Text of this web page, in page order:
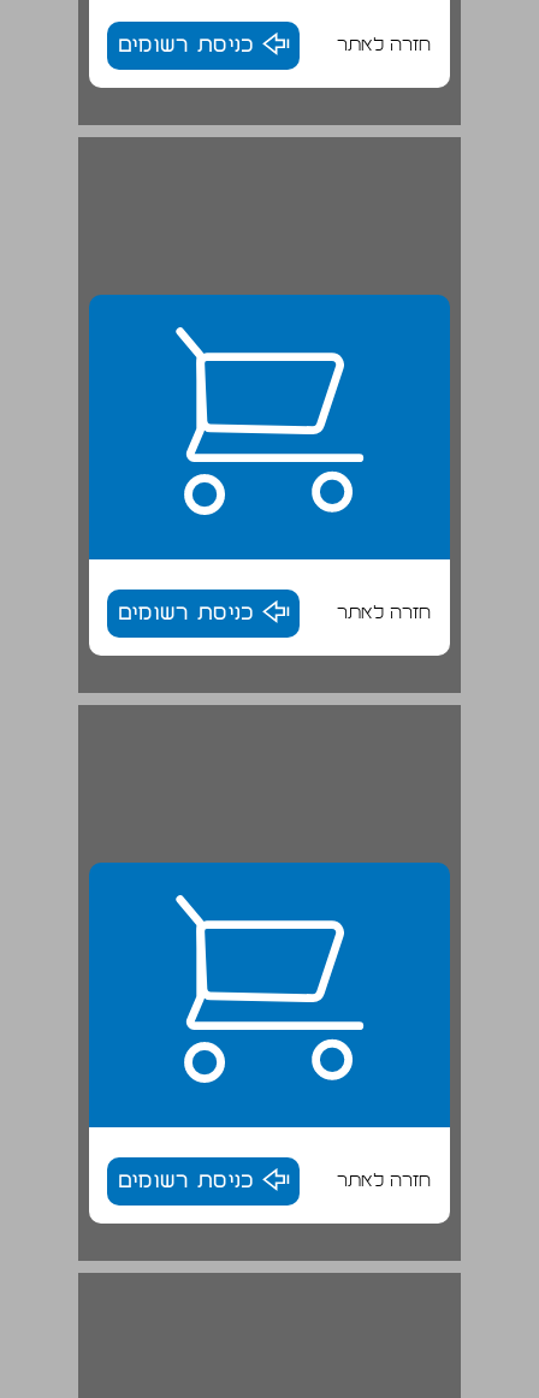
חזרה לאתר כניסת רשומים
חזרה לאתר כניסת רשומים
חזרה לאתר כניסת רשומים
קבר שמואל הנביא ... 25